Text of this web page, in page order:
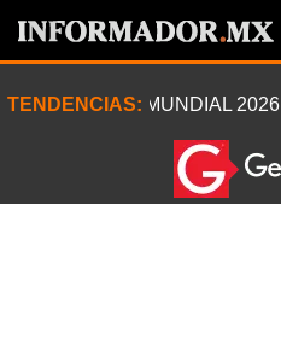
TENDENCIAS: MUNDIAL 2026